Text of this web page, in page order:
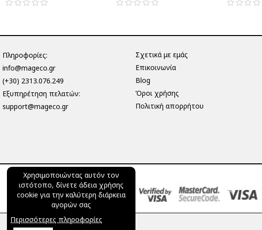
Χρησιμοποιώντας αυτόν τον
ιστότοπο, δίνετε άδεια χρήσης
cookie για την καλύτερη διάρκεια
αγορών σας
Περισσότερες πληροφορίες
Πληροφορίες:
info@mageco.gr
(+30) 2313.076.249
Eξυπηρέτηση πελατών:
support@mageco.gr
Σχετικά με εμάς
Επικοινωνία
Blog
Όροι χρήσης
Πολιτική απορρήτου